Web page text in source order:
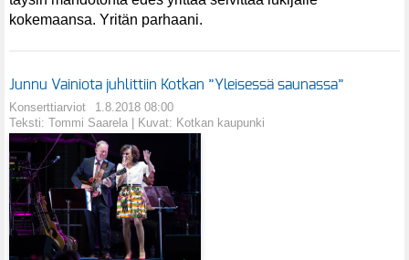
kokemaansa. Yritän parhaani.
Junnu Vainiota juhlittiin Kotkan ”Yleisessä saunassa”
Konserttiarviot
1.8.2018 08:00
Teksti: Tommi Saarela | Kuvat: Kotkan kaupunki